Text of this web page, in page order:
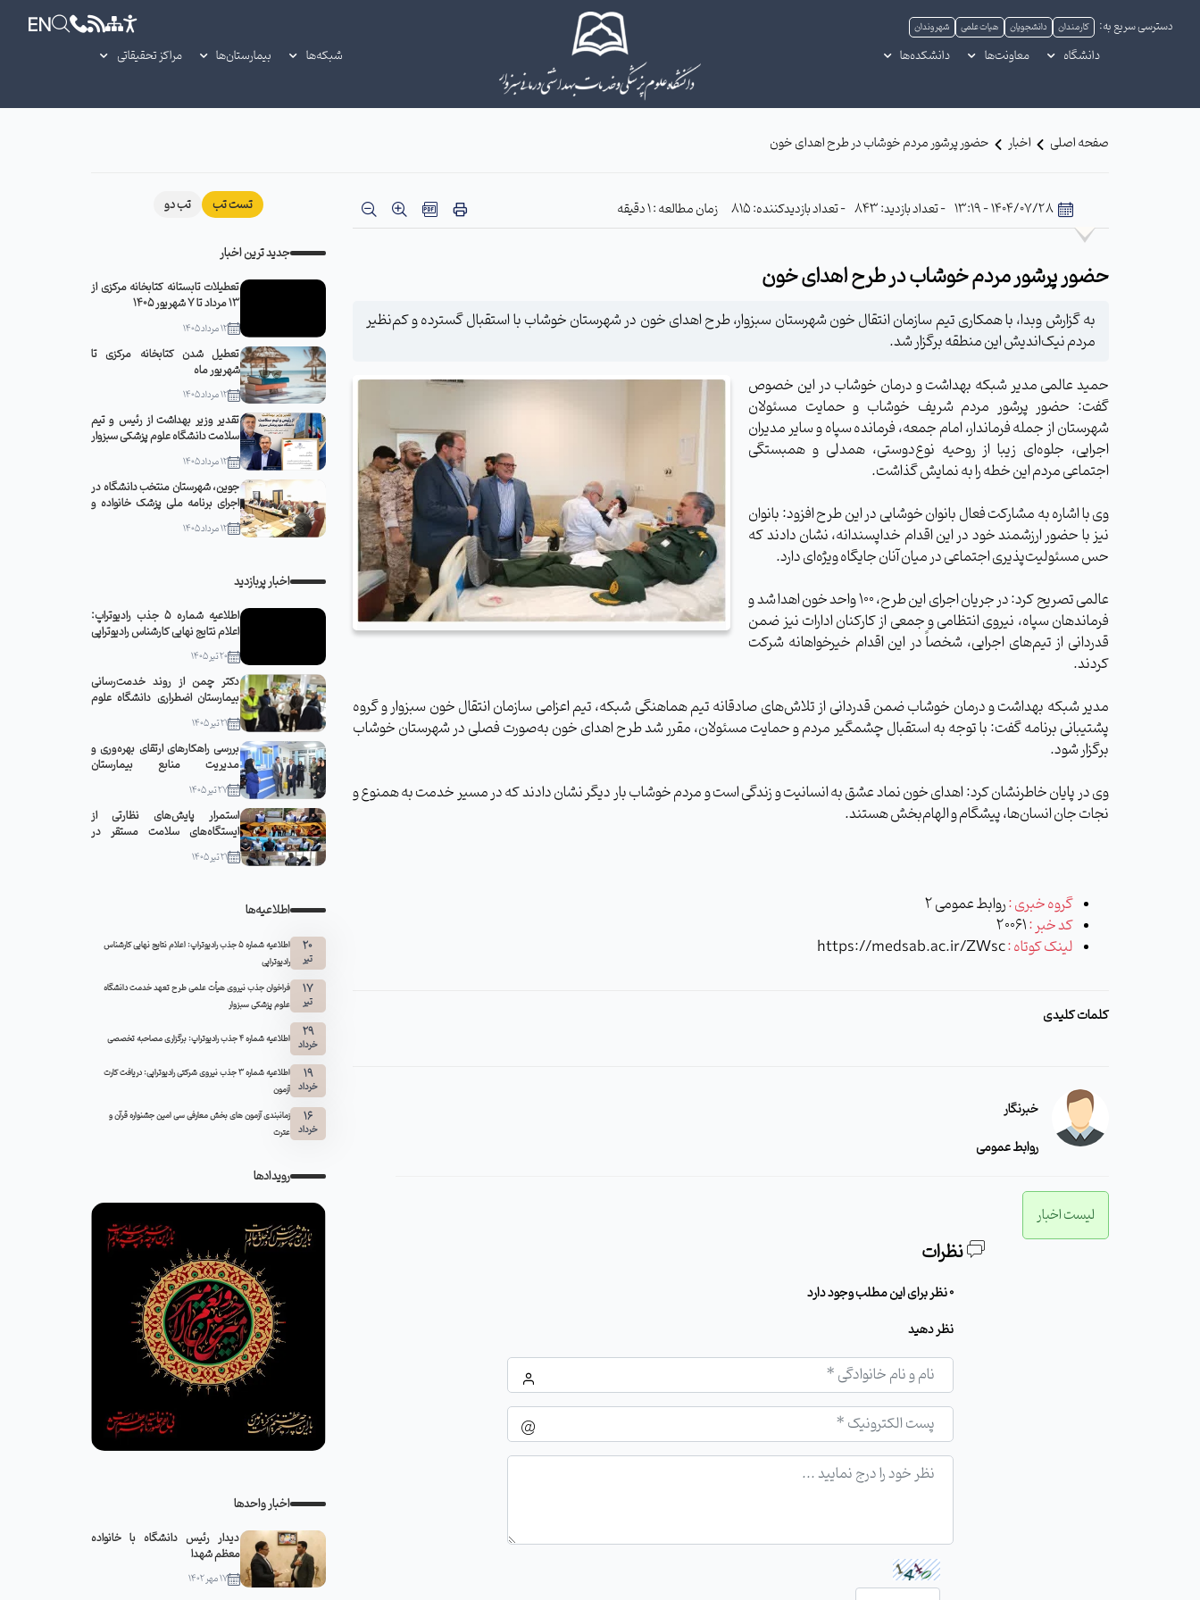
دسترسی سریع به: کارمندان دانشجویان هیات علمی شهروندان EN
دانشگاه معاونت‌ها دانشکده‌ها شبکه‌ها بیمارستان‌ها مراکز تحقیقاتی
صفحه اصلی اخبار حضور پرشور مردم خوشاب در طرح اهدای خون
1404/07/28 - 13:19 - تعداد بازدید: 843 - تعداد بازدیدکننده: 815 زمان مطالعه : 1 دقیقه
حضور پرشور مردم خوشاب در طرح اهدای خون
به گزارش وبدا، با همکاری تیم سازمان انتقال خون شهرستان سبزوار، طرح اهدای خون در شهرستان خوشاب با استقبال گسترده و کم‌نظیر
مردم نیک‌اندیش این منطقه برگزار شد.
حمید عالمی مدیر شبکه بهداشت و درمان خوشاب در این خصوص
گفت: حضور پرشور مردم شریف خوشاب و حمایت مسئولان
شهرستان از جمله فرماندار، امام جمعه، فرمانده سپاه و سایر مدیران
اجرایی، جلوه‌ای زیبا از روحیه نوع‌دوستی، همدلی و همبستگی
اجتماعی مردم این خطه را به نمایش گذاشت.
وی با اشاره به مشارکت فعال بانوان خوشابی در این طرح افزود: بانوان
نیز با حضور ارزشمند خود در این اقدام خداپسندانه، نشان دادند که
حس مسئولیت‌پذیری اجتماعی در میان آنان جایگاه ویژه‌ای دارد.
عالمی تصریح کرد: در جریان اجرای این طرح، ۱۰۰ واحد خون اهدا شد و
فرماندهان سپاه، نیروی انتظامی و جمعی از کارکنان ادارات نیز ضمن
قدردانی از تیم‌های اجرایی، شخصاً در این اقدام خیرخواهانه شرکت
کردند.
مدیر شبکه بهداشت و درمان خوشاب ضمن قدردانی از تلاش‌های صادقانه تیم هماهنگی شبکه، تیم اعزامی سازمان انتقال خون سبزوار و گروه
پشتیبانی برنامه گفت: با توجه به استقبال چشمگیر مردم و حمایت مسئولان، مقرر شد طرح اهدای خون به‌صورت فصلی در شهرستان خوشاب
برگزار شود.
وی در پایان خاطرنشان کرد: اهدای خون نماد عشق به انسانیت و زندگی است و مردم خوشاب بار دیگر نشان دادند که در مسیر خدمت به همنوع و
نجات جان انسان‌ها، پیشگام و الهام‌بخش هستند.
گروه خبری :روابط عمومی 2
کد خبر :20061
لینک کوتاه :https://medsab.ac.ir/ZWsc
کلمات کلیدی
خبرنگار
روابط عمومی
لیست اخبار
نظرات
0 نظر برای این مطلب وجود دارد
نظر دهید
تست تب تب دو
جدید ترین اخبار
تعطیلات تابستانه کتابخانه مرکزی از
13 مرداد تا 7 شهریور 1405
12 مرداد 1405
تعطیل شدن کتابخانه مرکزی تا
شهریور ماه
12 مرداد 1405
تقدیر وزیر بهداشت از رئیس و تیم
سلامت دانشگاه علوم پزشکی سبزوار
12 مرداد 1405
جوین، شهرستان منتخب دانشگاه در
اجرای برنامه ملی پزشک خانواده و
نظام ارجاع
12 مرداد 1405
اخبار پربازدید
اطلاعیه شماره 5 جذب رادیوتراپ:
اعلام نتایج نهایی کارشناس رادیوتراپی
20 تیر 1405
دکتر چمن از روند خدمت‌رسانی
بیمارستان اضطراری دانشگاه علوم
پزشکی سبزوار در مشهد مقدس
بازدید کرد
21 تیر 1405
بررسی راهکارهای ارتقای بهره‌وری و
مدیریت منابع بیمارستان
قمربنی‌هاشم(ع) جوین با حضور
رئیس دانشگاه
27 تیر 1405
استمرار پایش‌های نظارتی از
ایستگاه‌های سلامت مستقر در
مواکب سبزوار
21 تیر 1405
اطلاعیه‌ها
20
تیر
اطلاعیه شماره 5 جذب رادیوتراپ: اعلام نتایج نهایی کارشناس
رادیوتراپی
17
تیر
فراخوان جذب نیروی هیأت علمی طرح تعهد خدمت دانشگاه
علوم پزشکی سبزوار
29
خرداد اطلاعیه شماره ۴ جذب رادیوتراپ: برگزاری مصاحبه تخصصی
19
خرداد
اطلاعیه شماره 3 جذب نیروی شرکتی رادیوتراپی: دریافت کارت
آزمون
16
خرداد
زمانبندی آزمون های بخش معارفی سی امین جشنواره قرآن و
عترت
رویدادها
اخبار واحدها
دیدار رئیس دانشگاه با خانواده
معظم شهدا
۱۷ مهر ۱۴۰۲